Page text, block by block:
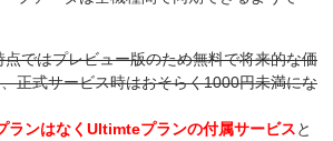
ではプレビュー版のため無料で将来的な価
正式サービス時はおそらく1000円未満にな
ランはなくUltimteプランの付属サービス と